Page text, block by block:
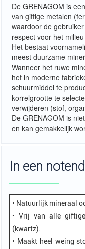
De GRENAGOM is
van giftige metalen
waardoor de
respect voor het
Het bestaat
meest duurzame
Wanneer het ruwe
het in moderne
schuurmiddel te
korrelgrootte te
verwijderen (stof,
De GRENAGOM is
en kan gemakkelijk
In een
• Natuurlijk mineraal
• Vrij van alle
(kwartz).
• Maakt heel weing